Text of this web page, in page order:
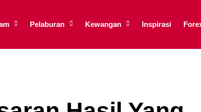
Pelaburan Kewangan Inspirasi